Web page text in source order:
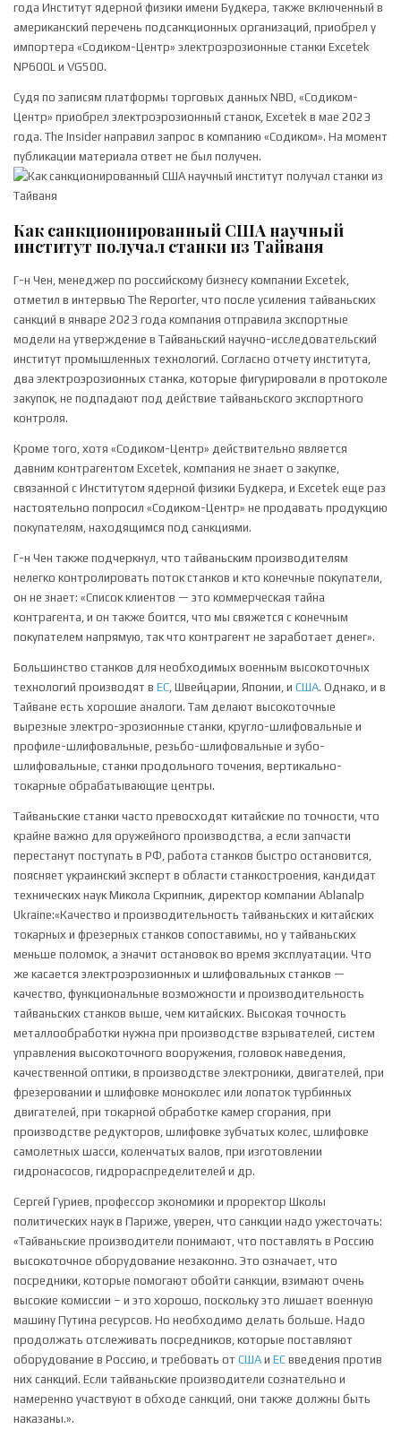
года Институт ядерной физики имени Будкера, также включенный в
американский перечень подсанкционных организаций, приобрел у
импортера «Содиком-Центр» электроэрозионные станки Excetek
NP600L и VG500.
Судя по записям платформы торговых данных NBD, «Содиком-
Центр» приобрел электроэрозионный станок, Excetek в мае 2023
года. The Insider направил запрос в компанию «Содиком». На момент
публикации материала ответ не был получен.
Как санкционированный США научный
институт получал станки из Тайваня
Г-н Чен, менеджер по российскому бизнесу компании Excetek,
отметил в интервью The Reporter, что после усиления тайваньских
санкций в январе 2023 года компания отправила экспортные
модели на утверждение в Тайваньский научно-исследовательский
институт промышленных технологий. Согласно отчету института,
два электроэрозионных станка, которые фигурировали в протоколе
закупок, не подпадают под действие тайваньского экспортного
контроля.
Кроме того, хотя «Содиком-Центр» действительно является
давним контрагентом Excetek, компания не знает о закупке,
связанной с Институтом ядерной физики Будкера, и Excetek еще раз
настоятельно попросил «Содиком-Центр» не продавать продукцию
покупателям, находящимся под санкциями.
Г-н Чен также подчеркнул, что тайваньским производителям
нелегко контролировать поток станков и кто конечные покупатели,
он не знает: «Список клиентов — это коммерческая тайна
контрагента, и он также боится, что мы свяжется с конечным
покупателем напрямую, так что контрагент не заработает денег».
Большинство станков для необходимых военным высокоточных
технологий производят в ЕС, Швейцарии, Японии, и США. Однако, и в
Тайване есть хорошие аналоги. Там делают высокоточные
вырезные электро-эрозионные станки, кругло-шлифовальные и
профиле-шлифовальные, резьбо-шлифовальные и зубо-
шлифовальные, станки продольного точения, вертикально-
токарные обрабатывающие центры.
Тайваньские станки часто превосходят китайские по точности, что
крайне важно для оружейного производства, а если запчасти
перестанут поступать в РФ, работа станков быстро остановится,
поясняет украинский эксперт в области станкостроения, кандидат
технических наук Микола Скрипник, директор компании Ablanalp
Ukraine:«Качество и производительность тайваньских и китайских
токарных и фрезерных станков сопоставимы, но у тайваньских
меньше поломок, а значит остановок во время эксплуатации. Что
же касается электроэрозионных и шлифовальных станков —
качество, функциональные возможности и производительность
тайваньских станков выше, чем китайских. Высокая точность
металлообработки нужна при производстве взрывателей, систем
управления высокоточного вооружения, головок наведения,
качественной оптики, в производстве электроники, двигателей, при
фрезеровании и шлифовке моноколес или лопаток турбинных
двигателей, при токарной обработке камер сгорания, при
производстве редукторов, шлифовке зубчатых колес, шлифовке
самолетных шасси, коленчатых валов, при изготовлении
гидронасосов, гидрораспределителей и др.
Сергей Гуриев, профессор экономики и проректор Школы
политических наук в Париже, уверен, что санкции надо ужесточать:
«Тайваньские производители понимают, что поставлять в Россию
высокоточное оборудование незаконно. Это означает, что
посредники, которые помогают обойти санкции, взимают очень
высокие комиссии – и это хорошо, поскольку это лишает военную
машину Путина ресурсов. Но необходимо делать больше. Надо
продолжать отслеживать посредников, которые поставляют
оборудование в Россию, и требовать от США и ЕС введения против
них санкций. Если тайваньские производители сознательно и
намеренно участвуют в обходе санкций, они также должны быть
наказаны.».